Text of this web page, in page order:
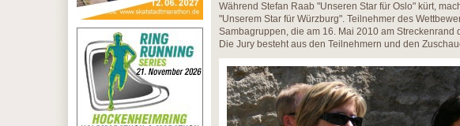
Während Stefan Raab "Unseren Star für Oslo" kürt,
"Unserem Star für Würzburg". Teilnehmer des
Sambagruppen, die am 16. Mai 2010 am
Die Jury besteht aus den Teilnehmern und den